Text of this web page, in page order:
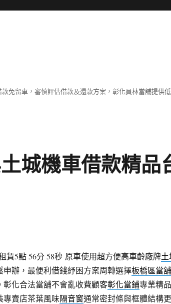
免留車，審慎評估借款及還款方案，彰化員林當舖提供
城機車借款精品
賃5點 56分 58秒原車使用超方便高車齡廠牌土
辦，最便利借錢紓困方案周轉選擇板橋區當舖
化合法當舖不會亂收費顧客彰化當鋪專業精
專賣店茶葉風味隔音窗通常密封條與框體結構